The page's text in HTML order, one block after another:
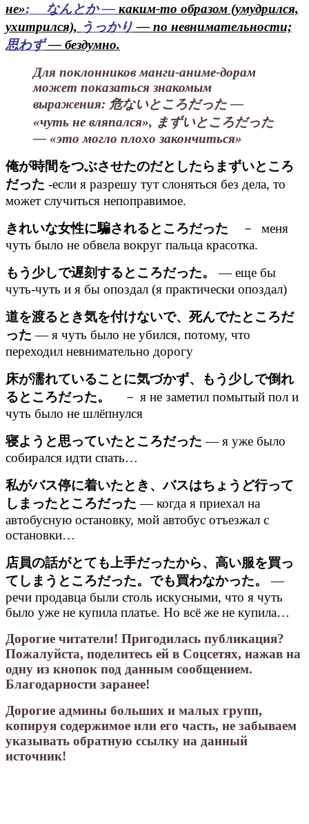
не»; なんとか — каким-то образом (умудрился,
ухитрился), うっかり — по невнимательности;
思わず— бездумно.
Для поклонников манги-аниме-дорам
может показаться знакомым
выражения: 危ないところだった —
«чуть не вляпался», まずいところだった
— «это могло плохо закончиться»
俺が時間をつぶさせたのだとしたらまずいところ
だった -если я разрешу тут слоняться без дела, то
может случиться непоправимое.
きれいな女性に騙されるところだった － меня
чуть было не обвела вокруг пальца красотка.
もう少しで遅刻するところだった。
— еще бы
чуть-чуть и я бы опоздал (я практически опоздал)
道を渡るとき気を付けないで、死んでたところだ
った — я чуть было не убился, потому, что
переходил невнимательно дорогу
床が濡れていることに気づかず、もう少しで倒れ
るところだった。
－ я не заметил помытый пол и
чуть было не шлёпнулся
寝ようと思っていたところだった — я уже было
собирался идти спать…
私がバス停に着いたとき、バスはちょうど行って
しまったところだった — когда я приехал на
автобусную остановку, мой автобус отъезжал с
остановки…
店員の話がとても上手だったから、高い服を買っ
てしまうところだった。でも買わなかった。
—
речи продавца были столь искусными, что я чуть
было уже не купила платье. Но всё же не купила…
Дорогие читатели! Пригодилась публикация?
Пожалуйста, поделитесь ей в Соцсетях, нажав на
одну из кнопок под данным сообщением.
Благодарности заранее!
Дорогие админы больших и малых групп,
копируя содержимое или его часть, не забываем
указывать обратную ссылку на данный
источник!